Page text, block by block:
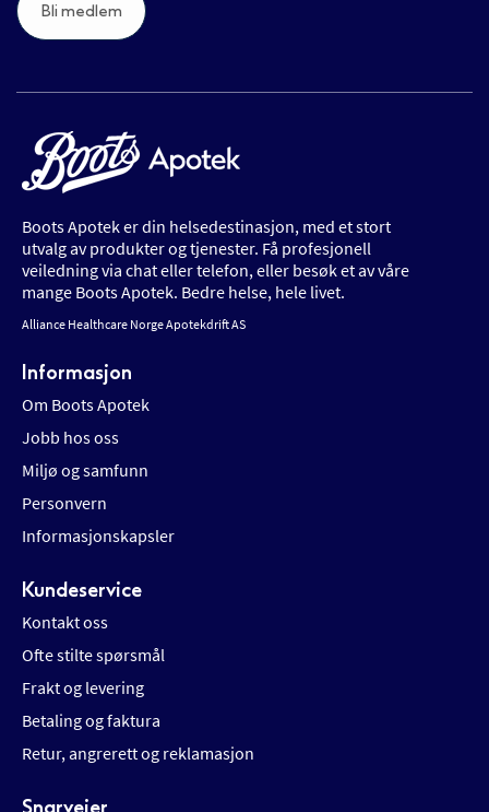
Bli medlem
Boots Apotek er din helsedestinasjon, med et stort
utvalg av produkter og tjenester. Få profesjonell
veiledning via chat eller telefon, eller besøk et av våre
mange Boots Apotek. Bedre helse, hele livet.
Alliance Healthcare Norge Apotekdrift AS
Informasjon
Om Boots Apotek
Jobb hos oss
Miljø og samfunn
Personvern
Informasjonskapsler
Kundeservice
Kontakt oss
Ofte stilte spørsmål
Frakt og levering
Betaling og faktura
Retur, angrerett og reklamasjon